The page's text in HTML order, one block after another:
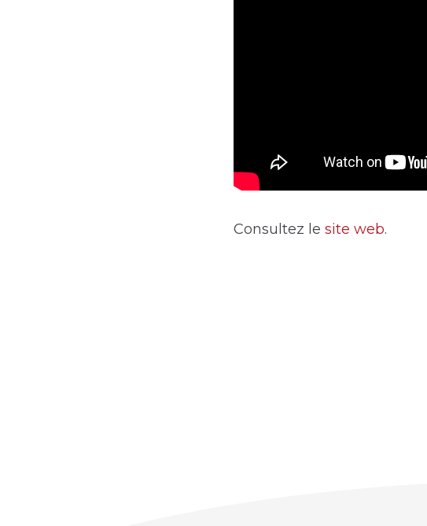
Consultez lesite web.